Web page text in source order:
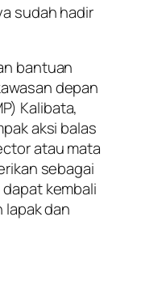
sudah hadir
bantuan
depan
Kalibata,
aksi balas
atau mata
sebagai
kembali
dan